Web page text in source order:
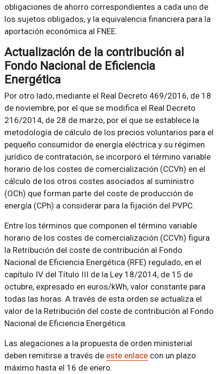
obligaciones de ahorro correspondientes a cada uno de
los sujetos obligados, y la equivalencia financiera para la
aportación económica al FNEE.
Actualización de la contribución al
Fondo Nacional de Eficiencia
Energética
Por otro lado, mediante el Real Decreto 469/2016, de 18
de noviembre, por el que se modifica el Real Decreto
216/2014, de 28 de marzo, por el que se establece la
metodología de cálculo de los precios voluntarios para el
pequeño consumidor de energía eléctrica y su régimen
jurídico de contratación, se incorporó el término variable
horario de los costes de comercialización (CCVh) en el
cálculo de los otros costes asociados al suministro
(OCh) que forman parte del coste de producción de
energía (CPh) a considerar para la fijación del PVPC.
Entre los términos que componen el término variable
horario de los costes de comercialización (CCVh) figura
la Retribución del coste de contribución al Fondo
Nacional de Eficiencia Energética (RFE) regulado, en el
capítulo IV del Título III de la Ley 18/2014, de 15 de
octubre, expresado en euros/kWh, valor constante para
todas las horas. A través de esta orden se actualiza el
valor de la Retribución del coste de contribución al Fondo
Nacional de Eficiencia Energética.
Las alegaciones a la propuesta de orden ministerial
deben remitirse a través de este enlacecon un plazo
máximo hasta el 16 de enero.